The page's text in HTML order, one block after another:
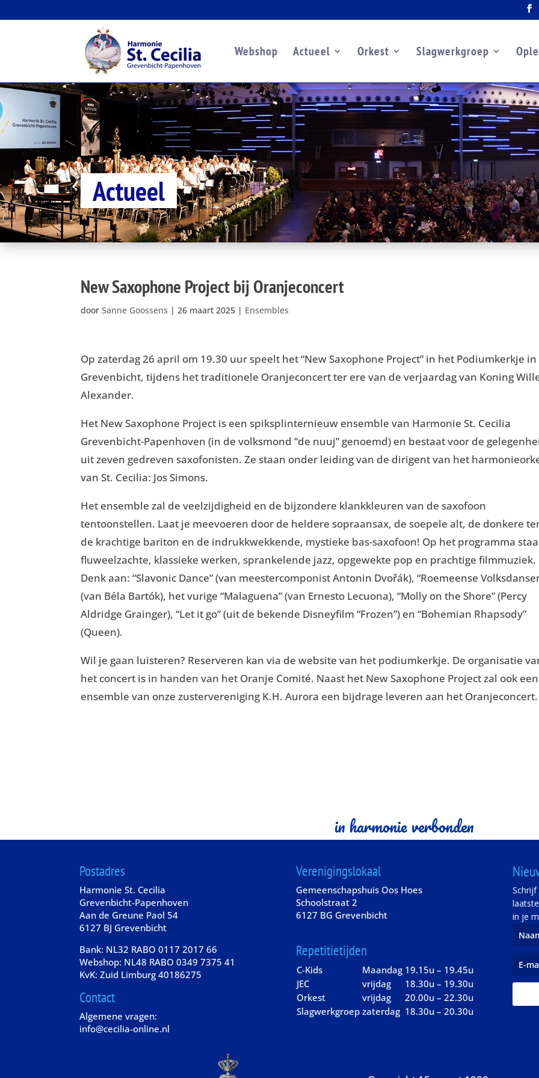
Webshop Actueel Orkest Slagwerkgroep
Actueel
New Saxophone Project bij Oranjeconcert
doorSanne Goossens |26 maart 2025 | Ensembles
Op zaterdag 26 april om 19.30 uur speelt het “New Saxophone Project” in het Podiumkerkje in
Grevenbicht, tijdens het traditionele Oranjeconcert ter ere van de verjaardag van Koning
Alexander.
Het New Saxophone Project is een spiksplinternieuw ensemble van Harmonie St. Cecilia
Grevenbicht-Papenhoven (in de volksmond “de nuuj” genoemd) en bestaat voor de
uit zeven gedreven saxofonisten. Ze staan onder leiding van de dirigent van het
van St. Cecilia: Jos Simons.
Het ensemble zal de veelzijdigheid en de bijzondere klankkleuren van de saxofoon
tentoonstellen. Laat je meevoeren door de heldere sopraansax, de soepele alt, de donkere
de krachtige bariton en de indrukkwekkende, mystieke bas-saxofoon! Op het programma
fluweelzachte, klassieke werken, sprankelende jazz, opgewekte pop en prachtige filmmuziek.
Denk aan: “Slavonic Dance” (van meestercomponist Antonin Dvořák), “Roemeense
(van Béla Bartók), het vurige “Malaguena” (van Ernesto Lecuona), “Molly on the Shore” (Percy
Aldridge Grainger), “Let it go” (uit de bekende Disneyfilm “Frozen”) en “Bohemian Rhapsody”
(Queen).
Wil je gaan luisteren? Reserveren kan via de website van het podiumkerkje. De organisatie
het concert is in handen van het Oranje Comité. Naast het New Saxophone Project zal ook een
ensemble van onze zustervereniging K.H. Aurora een bijdrage leveren aan het Oranjeconcert.
in harmonie verbonden
Postadres
Harmonie St. Cecilia
Grevenbicht-Papenhoven
Aan de Greune Paol 54
6127 BJ Grevenbicht
Bank: NL32 RABO 0117 2017 66
Webshop: NL48 RABO 0349 7375 41
KvK: Zuid Limburg 40186275
Contact
Algemene vragen:
info@cecilia-online.nl
Verenigingslokaal
Gemeenschapshuis Oos Hoes
Schoolstraat 2
6127 BG Grevenbicht
Repetitietijden
C-Kids Maandag 19.15u – 19.45u
JEC
vrijdag
18.30u – 19.30u
Orkest
vrijdag
20.00u – 22.30u
Slagwerkgroep zaterdag 18.30u – 20.30u
in je